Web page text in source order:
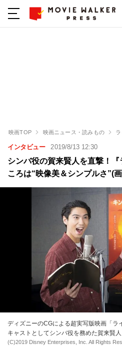
映画TOP 映画ニュース・読みもの
インタビュー 2019/8/13 12:30
シンバ役の賀来賢人を直撃！
ころは“映像美＆シンプルさ”(
ディズニーのCGによる超実写版映画「ラ
キャストとしてシンバ役を務めた賀来賢人
(C)2019 Disney Enterprises, Inc. All Rights